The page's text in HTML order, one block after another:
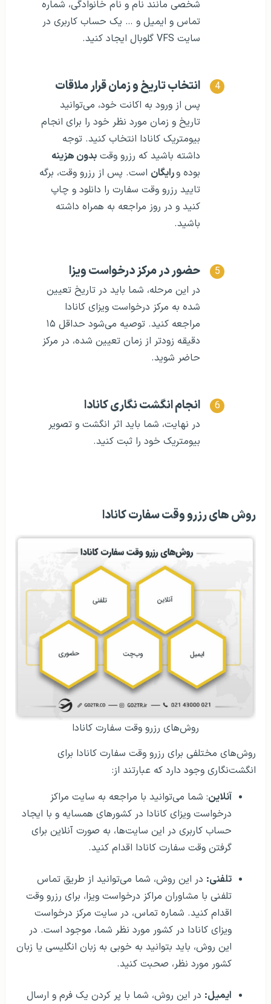
شخصی مانند نام و نام خانوادگی، شماره
تماس و ایمیل و … یک حساب کاربری در
سایت VFS گلوبال ایجاد کنید.
انتخاب تاریخ و زمان قرار ملاقات
پس از ورود به اکانت خود، می‌توانید
تاریخ و زمان مورد نظر خود را برای انجام
بیومتریک کانادا انتخاب کنید. توجه
داشته باشید که رزرو وقت بدون هزینه
بوده ورایگان است. پس از رزرو وقت، برگه
تایید رزرو وقت سفارت را دانلود و چاپ
کنید و در روز مراجعه به همراه داشته
باشید.
حضور در مرکز درخواست ویزا
در این مرحله، شما باید در تاریخ تعیین
شده به مرکز درخواست ویزای کانادا
مراجعه کنید. توصیه می‌شود حداقل ۱۵
دقیقه زودتر از زمان تعیین شده، در مرکز
حاضر شوید.
انجام انگشت نگاری کانادا
در نهایت، شما باید اثر انگشت و تصویر
بیومتریک خود را ثبت کنید.
روش های رزرو وقت سفارت کانادا
روش‌های رزرو وقت سفارت کانادا
روش‌های مختلفی برای رزرو وقت سفارت کانادا برای
انگشت‌نگاری وجود دارد که عبارتند از:
آنلاین: شما می‌توانید با مراجعه به سایت مراکز
درخواست ویزای کانادا در کشورهای همسایه و با ایجاد
حساب کاربری در این سایت‎‌ها، به صورت آنلاین برای
گرفتن وقت سفارت کانادا اقدام کنید.
تلفنی:
در این روش‎، شما می‌توانید از طریق تماس
تلفنی با مشاوران مراکز درخواست ویزا، برای رزرو وقت
اقدام کنید. شماره تماس، در سایت مرکز درخواست
ویزای کانادا در کشور مورد نظر شما، موجود است. در
این روش، باید بتوانید به خوبی به زبان انگلیسی یا زبان
کشور مورد نظر، صحبت کنید.
ایمیل: در این روش، شما با پر کردن یک فرم و ارسال